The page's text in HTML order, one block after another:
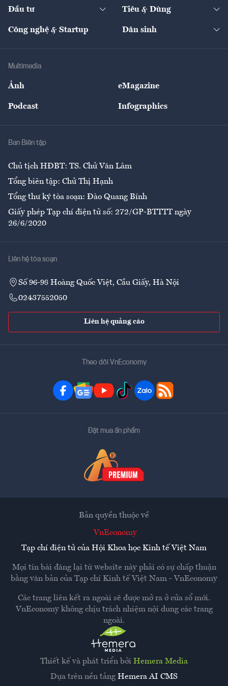
Quản trị số
Tư vấn
Thị trường
Nông sản
The Guide
Đầu tư Tiêu & Dùng
Giải trí
Công nghệ & Startup Dân sinh
Multimedia
Ảnh eMagazine
Podcast Infographics
Ban Biên tập
Chủ tịch HĐBT: TS. Chử Văn Lâm
Tổng biên tập: Chử Thị Hạnh
Tổng thư ký tòa soạn: Đào Quang Bính
Giấy phép Tạp chí điện tử số: 272/GP-BTTTT ngày
26/6/2020
Liên hệ tòa soạn
Số 96-98 Hoàng Quốc Việt, Cầu Giấy, Hà Nội
02437552050
Liên hệ quảng cáo
Theo dõi VnEconomy
Đặt mua ấn phẩm
Thiết kế và phát triển bởi Hemera Media
Dựa trên nền tảng Hemera AI CMS
Bản quyền thuộc về
VnEconomy
Tạp chí điện tử của Hội Khoa học Kinh tế Việt Nam
Mọi tin bài đăng lại từ website này phải có sự chấp thuận
bằng văn bản của Tạp chí Kinh tế Việt Nam - VnEconomy
Các trang liên kết ra ngoài sẽ được mở ra ở cửa sổ mới.
VnEconomy không chịu trách nhiệm nội dung các trang
ngoài.